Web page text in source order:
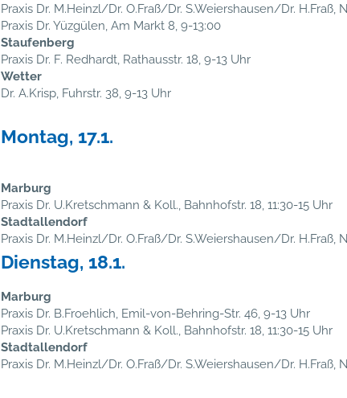
Praxis Dr. M.Heinzl/Dr. O.Fraß/Dr. S.Weiershausen/Dr. H.Fraß,
Praxis Dr. Yüzgülen, Am Markt 8, 9-13:00
Staufenberg
Praxis Dr. F. Redhardt, Rathausstr. 18, 9-13 Uhr
Wetter
Dr. A.Krisp, Fuhrstr. 38, 9-13 Uhr
Montag, 17.1.
Marburg
Praxis Dr. U.Kretschmann & Koll., Bahnhofstr. 18, 11:30-15 Uhr
Stadtallendorf
Praxis Dr. M.Heinzl/Dr. O.Fraß/Dr. S.Weiershausen/Dr. H.Fraß,
Dienstag, 18.1.
Marburg
Praxis Dr. B.Froehlich, Emil-von-Behring-Str. 46, 9-13 Uhr
Praxis Dr. U.Kretschmann & Koll., Bahnhofstr. 18, 11:30-15 Uhr
Stadtallendorf
Praxis Dr. M.Heinzl/Dr. O.Fraß/Dr. S.Weiershausen/Dr. H.Fraß,